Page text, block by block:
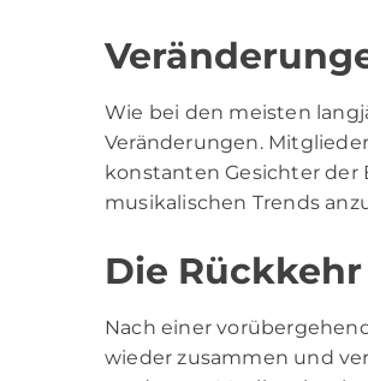
Wie bei den meisten
Veränderungen.
konstanten Gesichter der
musikalischen Trends
Die
Nach einer
wieder zusammen und